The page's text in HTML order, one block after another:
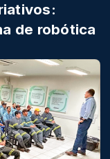
de robótica